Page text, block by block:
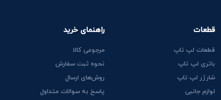
قطعات
قطعات لپ تاپ
باتری لپ تاپ
شارژر لپ تاپ
لوازم جانبی
راهنمای خرید
مرجوعی کالا
نحوه ثبت سفارش
روش‌های ارسال
پاسخ به سوالات متداول